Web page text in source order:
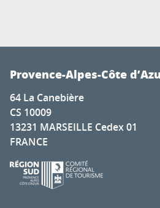
Provence-Alpes-Côte
64 La Canebière
CS 10009
13231 MARSEILLE Cedex 01
FRANCE